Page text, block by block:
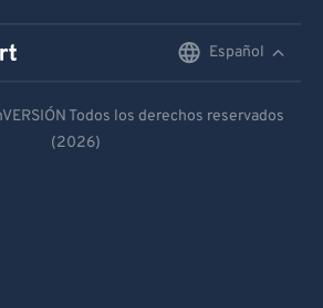
Español
Español
Todos los derechos reservados
(2026)